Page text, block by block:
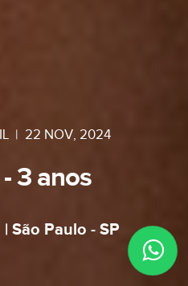
| 22 NOV, 2024
3 anos
São Paulo - SP